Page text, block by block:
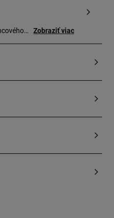
Bear.
Zobraziť viac